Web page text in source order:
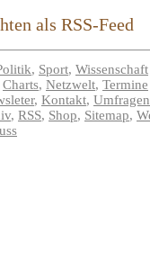
als RSS-Feed
, Sport, Wissenschaft
Charts, Netzwelt, Termine
, Kontakt, Umfragen
, RSS, Shop, Sitemap,